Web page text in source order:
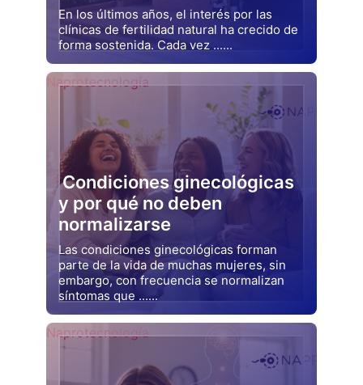
En los últimos años, el interés por las
clínicas de fertilidad natural ha crecido de
forma sostenida. Cada vez ......
Drjluquerna
Condiciones ginecológicas
y por qué no deben
normalizarse
Las condiciones ginecológicas forman
parte de la vida de muchas mujeres, sin
embargo, con frecuencia se normalizan
síntomas que ......
Drjluquerna
Naprotecnología
Naprotecnología